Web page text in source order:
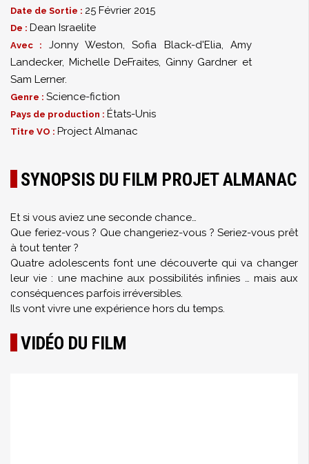
Date de Sortie : 25 Février 2015
De : Dean Israelite
Avec : Jonny Weston,Sofia Black-d'Elia,Amy
Landecker, Michelle DeFraites, Ginny Gardner et
Sam Lerner.
Genre : Science-fiction
Pays de production : États-Unis
Titre VO : Project Almanac
SYNOPSIS DU FILM PROJET ALMANAC
Et si vous aviez une seconde chance…
Que feriez-vous ? Que changeriez-vous ? Seriez-vous prêt
à tout tenter ?
Quatre adolescents font une découverte qui va changer
leur vie : une machine aux possibilités infinies … mais aux
conséquences parfois irréversibles.
Ils vont vivre une expérience hors du temps.
VIDÉO DU FILM